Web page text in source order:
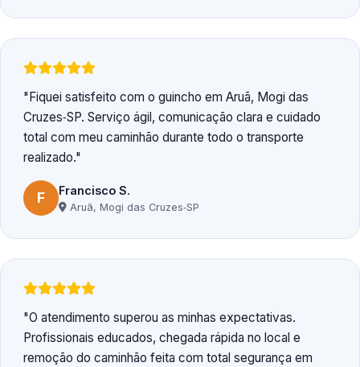
Fiquei satisfeito com o guincho em Aruã, Mogi das
Cruzes‑SP. Serviço ágil, comunicação clara e cuidado
total com meu caminhão durante todo o transporte
realizado.
F Francisco S.
Aruã, Mogi das Cruzes‑SP
O atendimento superou as minhas expectativas.
Profissionais educados, chegada rápida no local e
remoção do caminhão feita com total segurança em